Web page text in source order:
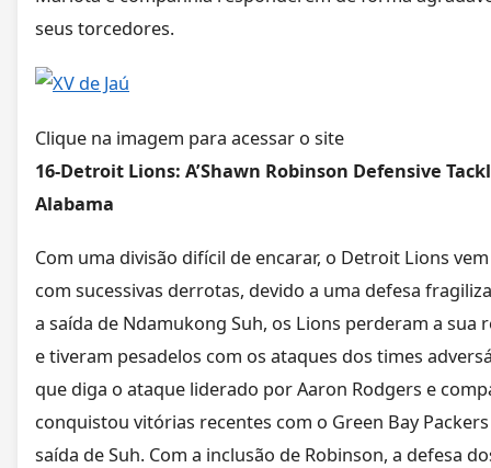
seus torcedores.
Clique na imagem para acessar o site
16-Detroit Lions: A’Shawn Robinson Defensive
Alabama
Com uma divisão difícil de encarar, o Detroit Lions
com sucessivas derrotas, devido a uma defesa
a saída de Ndamukong Suh, os Lions perderam a sua
e tiveram pesadelos com os ataques dos times
que diga o ataque liderado por Aaron Rodgers e
conquistou vitórias recentes com o Green Bay
saída de Suh. Com a inclusão de Robinson, a defesa